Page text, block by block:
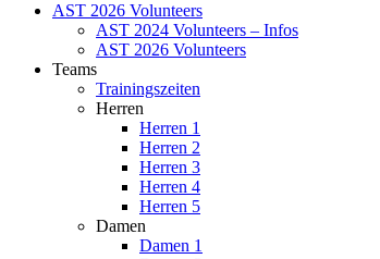
AST 2026 Volunteers
AST 2024 Volunteers – Infos
AST 2026 Volunteers
Teams
Trainingszeiten
Herren
Herren 1
Herren 2
Herren 3
Herren 4
Herren 5
Damen
Damen 1